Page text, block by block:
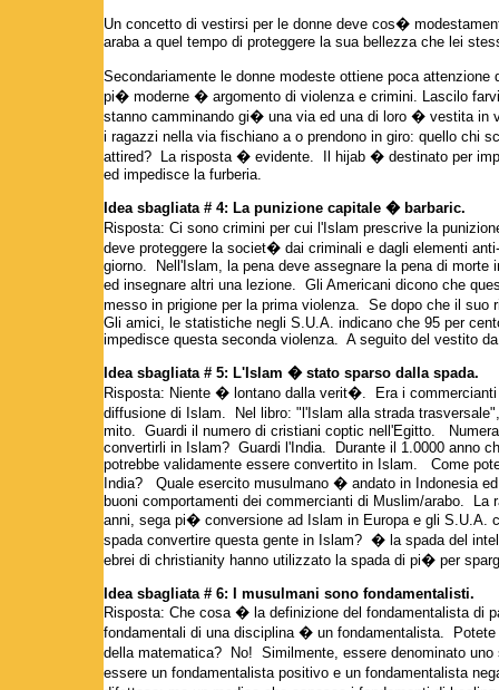
Un concetto di vestirsi per le donne deve cos�
araba a quel tempo di proteggere la sua bellezza che lei
Secondariamente le donne modeste ottiene poca
pi� moderne � argomento di violenza e crimini. Lascilo
stanno camminando gi� una via ed una di loro � vestita
i ragazzi nella via fischiano a o prendono in giro: quello
attired? La risposta � evidente. Il hijab � destinato per
ed impedisce la furberia.
Idea sbagliata # 4: La punizione capitale � barbaric.
Risposta: Ci sono crimini per cui l'Islam prescrive la
deve proteggere la societ� dai criminali e dagli elementi
giorno. Nell'Islam, la pena deve assegnare la pena di morte
ed insegnare altri una lezione. Gli Americani dicono che
messo in prigione per la prima violenza. Se dopo che il
Gli amici, le statistiche negli S.U.A. indicano che 95 per
impedisce questa seconda violenza. A seguito del vestito
Idea sbagliata # 5: L'Islam � stato sparso dalla spada.
Risposta: Niente � lontano dalla verit�. Era i
diffusione di Islam. Nel libro: "l'Islam alla strada
mito. Guardi il numero di cristiani coptic nell'Egitto.
convertirli in Islam? Guardi l'India. Durante il 1.0000 anno
potrebbe validamente essere convertito in Islam. Come
India? Quale esercito musulmano � andato in Indonesia
buoni comportamenti dei commercianti di Muslim/arabo. La
anni, sega pi� conversione ad Islam in Europa e gli S.U.A.
spada convertire questa gente in Islam? � la spada del
ebrei di christianity hanno utilizzato la spada di pi� per
Idea sbagliata # 6: I musulmani sono fondamentalisti.
Risposta: Che cosa � la definizione del fondamentalista di
fondamentali di una disciplina � un fondamentalista.
della matematica? No! Similmente, essere denominato
essere un fondamentalista positivo e un fondamentalista